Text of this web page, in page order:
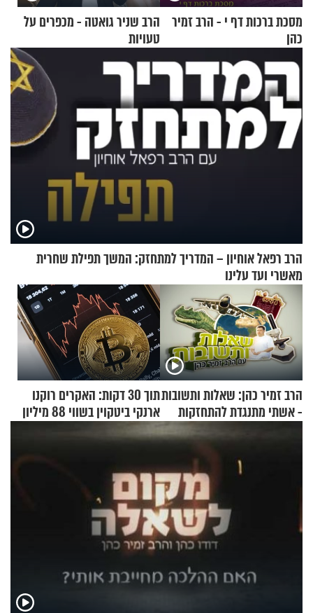
מסכת ברכות דף י - הרב זמיר
כהן
הרב שניר גואטה - מכפרים על
טעויות
הרב רפאל אוחיון – המדריך למתחזק: המשך תפילת שחרית
מאשרי ועד עלינו
הרב זמיר כהן: שאלות ותשובות
- אשתי מתנגדת להתחזקות
תוך 30 דקות: האקרים רוקנו
ארנקי ביטקוין בשווי 88 מיליון